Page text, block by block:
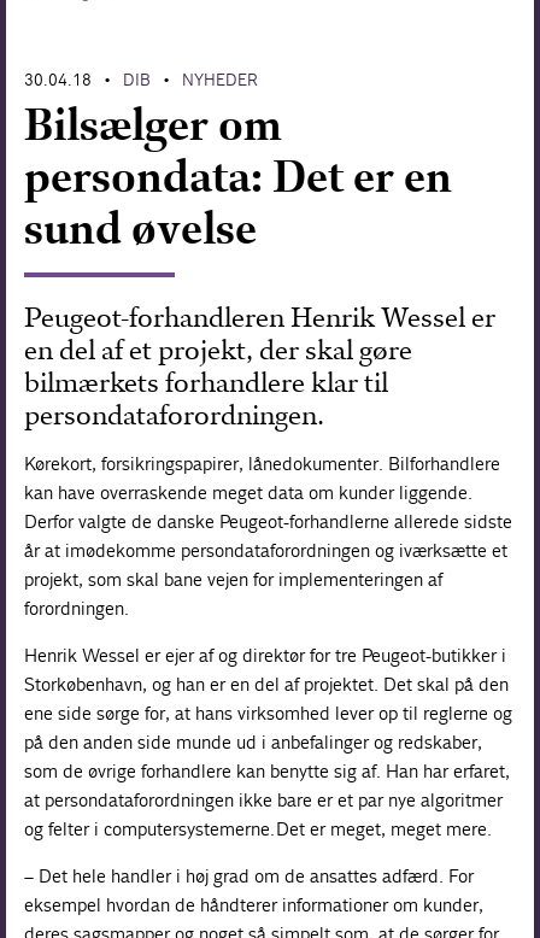
30.04.18 • DIB • NYHEDER
Bilsælger om
persondata: Det er en
sund øvelse
Peugeot-forhandleren Henrik Wessel er
en del af et projekt, der skal gøre
bilmærkets forhandlere klar til
persondataforordningen.
Kørekort, forsikringspapirer, lånedokumenter. Bilforhandlere
kan have overraskende meget data om kunder liggende.
Derfor valgte de danske Peugeot-­forhandlerne allerede sidste
år at imødekomme persondataforordningen og iværksætte et
projekt, som skal bane vejen for implementeringen af
forordningen.
Henrik Wessel er ejer af og direktør for tre Peugeot-butikker i
Storkøbenhavn, og han er en del af projektet. Det skal på den
ene side sørge for, at hans virksomhed lever op til reglerne og
på den anden side munde ud i anbefalinger og redskaber,
som de øvrige forhandlere kan benytte sig af. Han har erfaret,
at persondataforordningen ikke bare er et par nye algoritmer
og felter i computersystemerne. Det er meget, meget mere.
– Det hele handler i høj grad om de ansattes adfærd. For
eksempel hvordan de håndterer informationer om kunder,
deres sagsmapper og noget så simpelt som, at de sørger for